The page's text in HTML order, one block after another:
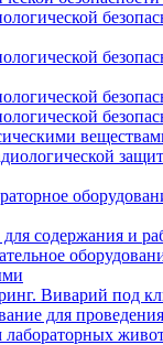
содержания и
Виварий под
для
лабораторных